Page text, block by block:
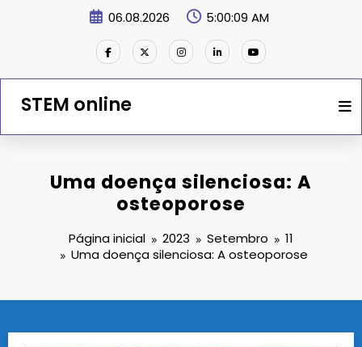
06.08.2026 5:00:09 AM
STEM online
Uma doença silenciosa: A
osteoporose
Página inicial 2023 Setembro
11
Uma doença silenciosa: A osteoporose